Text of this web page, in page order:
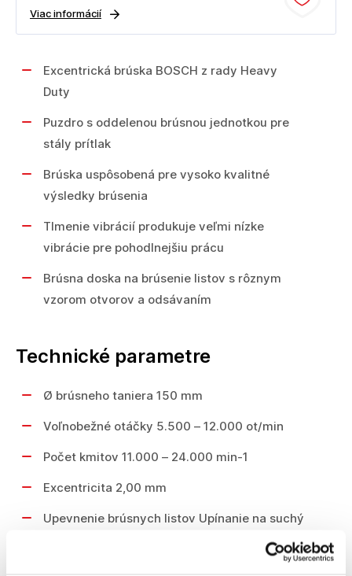
Viac informácií
Excentrická brúska BOSCH z rady Heavy
Duty
Puzdro s oddelenou brúsnou jednotkou pre
stály prítlak
Brúska uspôsobená pre vysoko kvalitné
výsledky brúsenia
Tlmenie vibrácií produkuje veľmi nízke
vibrácie pre pohodlnejšiu prácu
Brúsna doska na brúsenie listov s rôznym
vzorom otvorov a odsávaním
Technické parametre
Ø brúsneho taniera 150 mm
Voľnobežné otáčky 5.500 – 12.000 ot/min
Počet kmitov 11.000 – 24.000 min-1
Excentricita 2,00 mm
Upevnenie brúsnych listov Upínanie na suchý